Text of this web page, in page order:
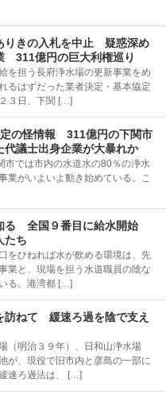
りきの入札を中止 疑惑深め
311億円の巨大利権巡り
を担う長府浄水場の更新事業をめ
るはずだった業者決定・基本協定
３日、下関 […]
の怪情報 311億円の下関市
議士出身企業が大暴れか
では市内の水道水の80％の浄水
業がいよいよ動き始めている。こ
る 全国９番目に給水開始
たち
をひねれば水が飲める環境は、先
業と、現場を担う水道職員の陰な
る。港湾都 […]
訪ねて 緩速ろ過を陰で支え
（明治３９年）、日和山浄水場
が、現役で旧市内と彦島の一部に
速ろ過法は、 […]